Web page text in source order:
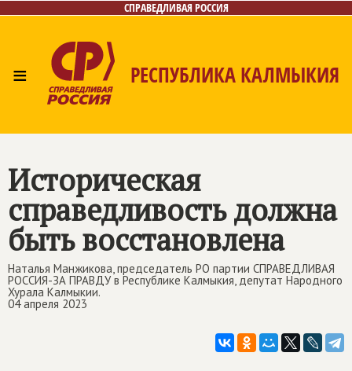
СПРАВЕДЛИВАЯ РОССИЯ
≡ РЕСПУБЛИКА КАЛМЫКИЯ
Историческая
справедливость должна
быть восстановлена
Наталья Манжикова, председатель РО партии СПРАВЕДЛИВАЯ
РОССИЯ-ЗА ПРАВДУ в Республике Калмыкия, депутат Народного
Хурала Калмыкии.
04 апреля 2023